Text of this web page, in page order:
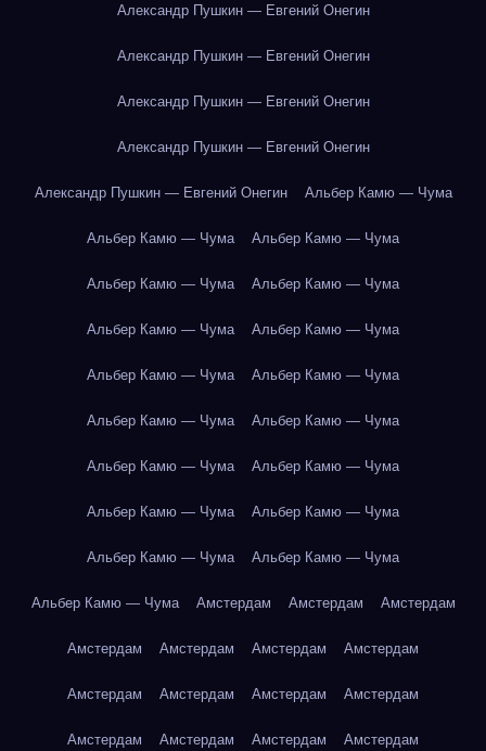
Александр Пушкин — Евгений Онегин
Александр Пушкин — Евгений Онегин
Александр Пушкин — Евгений Онегин
Александр Пушкин — Евгений Онегин
Александр Пушкин — Евгений Онегин Альбер Камю — Чума
Альбер Камю — Чума Альбер Камю — Чума
Альбер Камю — Чума Альбер Камю — Чума
Альбер Камю — Чума Альбер Камю — Чума
Альбер Камю — Чума Альбер Камю — Чума
Альбер Камю — Чума Альбер Камю — Чума
Альбер Камю — Чума Альбер Камю — Чума
Альбер Камю — Чума Альбер Камю — Чума
Альбер Камю — Чума Альбер Камю — Чума
Альбер Камю — Чума Амстердам Амстердам Амстердам
Амстердам Амстердам Амстердам Амстердам
Амстердам Амстердам Амстердам Амстердам
Амстердам Амстердам Амстердам Амстердам